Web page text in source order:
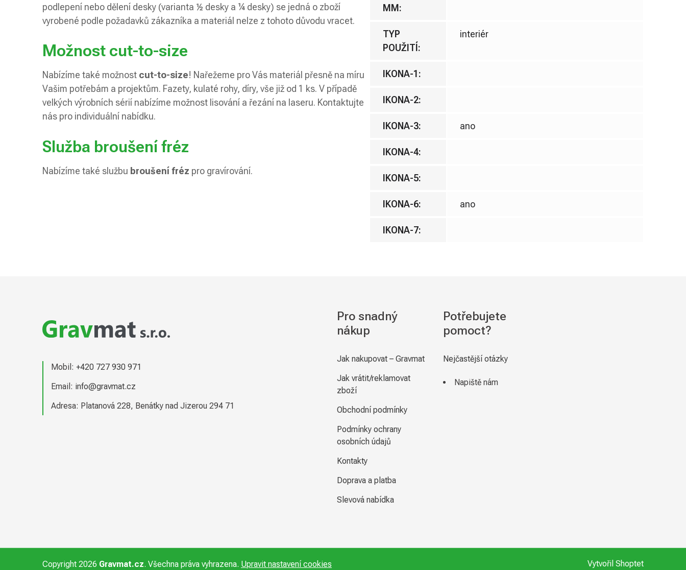
podlepení nebo dělení desky (varianta ½ desky a ¼ desky) se jedná o zboží
vyrobené podle požadavků zákazníka a materiál nelze z tohoto důvodu vracet.
Možnost cut-to-size
Nabízíme také možnost cut-to-size! Nařežeme pro Vás materiál přesně na míru
Vašim potřebám a projektům. Fazety, kulaté rohy, díry, vše již od 1 ks. V případě
velkých výrobních sérií nabízíme možnost lisování a řezání na laseru. Kontaktujte
nás pro individuální nabídku.
Služba broušení fréz
Nabízíme také službu broušení fréz pro gravírování.
MM:
TYP
POUŽITÍ:
interiér
IKONA-1:
IKONA-2:
IKONA-3: ano
IKONA-4:
IKONA-5:
IKONA-6: ano
IKONA-7:
Mobil: +420 727 930 971
Email: info@gravmat.cz
Adresa: Platanová 228, Benátky nad Jizerou 294 71
Pro snadný
nákup
Jak nakupovat – Gravmat
Jak vrátit/reklamovat
zboží
Obchodní podmínky
Podmínky ochrany
osobních údajů
Kontakty
Doprava a platba
Slevová nabídka
Potřebujete
pomoct?
Nejčastější otázky
Napiště nám
Vytvořil Shoptet
Copyright 2026 Gravmat.cz. Všechna práva vyhrazena. Upravit nastavení cookies